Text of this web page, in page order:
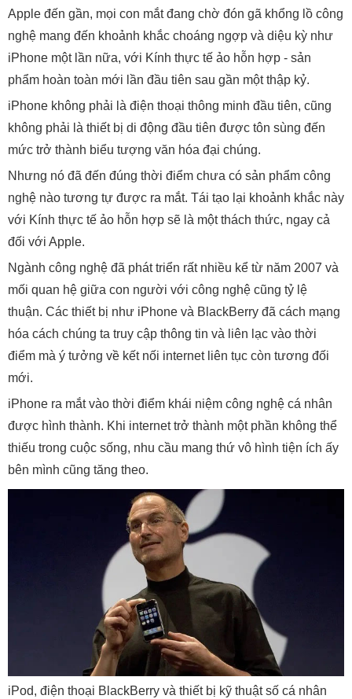
Apple đến gần, mọi con mắt đang chờ đón gã khổng lồ công
nghệ mang đến khoảnh khắc choáng ngợp và diệu kỳ như
iPhone một lần nữa, với Kính thực tế ảo hỗn hợp - sản
phẩm hoàn toàn mới lần đầu tiên sau gần một thập kỷ.
iPhone không phải là điện thoại thông minh đầu tiên, cũng
không phải là thiết bị di động đầu tiên được tôn sùng đến
mức trở thành biểu tượng văn hóa đại chúng.
Nhưng nó đã đến đúng thời điểm chưa có sản phẩm công
nghệ nào tương tự được ra mắt. Tái tạo lại khoảnh khắc này
với Kính thực tế ảo hỗn hợp sẽ là một thách thức, ngay cả
đối với Apple.
Ngành công nghệ đã phát triển rất nhiều kể từ năm 2007 và
mối quan hệ giữa con người với công nghệ cũng tỷ lệ
thuận. Các thiết bị như iPhone và BlackBerry đã cách mạng
hóa cách chúng ta truy cập thông tin và liên lạc vào thời
điểm mà ý tưởng về kết nối internet liên tục còn tương đối
mới.
iPhone ra mắt vào thời điểm khái niệm công nghệ cá nhân
được hình thành. Khi internet trở thành một phần không thể
thiếu trong cuộc sống, nhu cầu mang thứ vô hình tiện ích ấy
bên mình cũng tăng theo.
iPod, điện thoại BlackBerry và thiết bị kỹ thuật số cá nhân